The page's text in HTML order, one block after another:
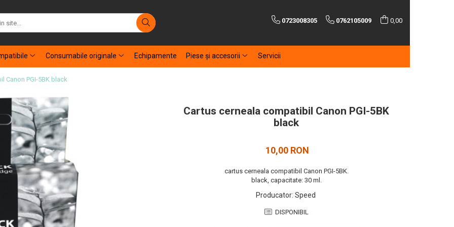
0723008305 0762105009 0,00
Consumabile originale Echipamente Piese şi accesorii Servicii
Canon PGI-5BK black
Cartus cerneala compatibil Canon PGI-5BK
black
10,00 RON
cartus cerneala compatibil Canon PGI-5BK.
black, capacitate: 30 ml.
Producator: Speed
DISPONIBIL